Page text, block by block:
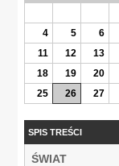
4
5 6
11
12 13
18
19 20
25
26 27
SPIS TREŚCI
ŚWIAT